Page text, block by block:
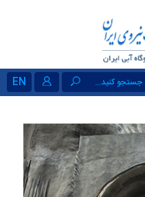
EN جستجو کنید...